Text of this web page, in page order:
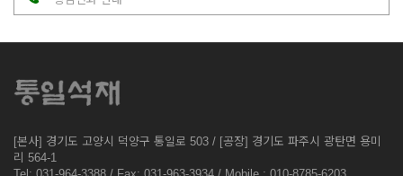
[본사] 경기도 고양시 덕양구 통일로 503 / [공장] 경기도 파주시 광탄면 용미
리 564-1